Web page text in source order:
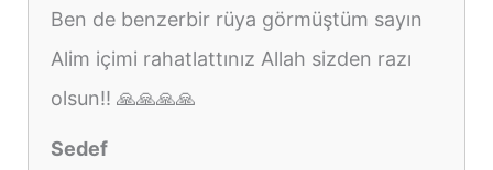
Ben de benzerbir rüya görmüştüm sayın
Alim içimi rahatlattınız Allah sizden razı
olsun!! 🙏🙏🙏🙏
Sedef